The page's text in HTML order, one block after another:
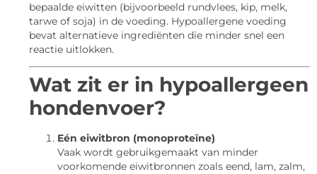
bepaalde eiwitten (bijvoorbeeld rundvlees, kip, melk,
tarwe of soja) in de voeding. Hypoallergene voeding
bevat alternatieve ingrediënten die minder snel een
reactie uitlokken.
Wat zit er in hypoallergeen
hondenvoer?
Eén eiwitbron (monoproteïne)
Vaak wordt gebruikgemaakt van minder
voorkomende eiwitbronnen zoals eend, lam, zalm,